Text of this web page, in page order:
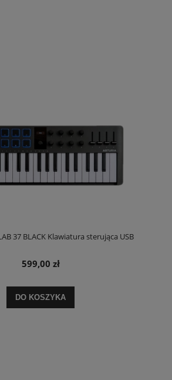
37 BLACK Klawiatura sterująca USB
599,00 zł
DO KOSZYKA